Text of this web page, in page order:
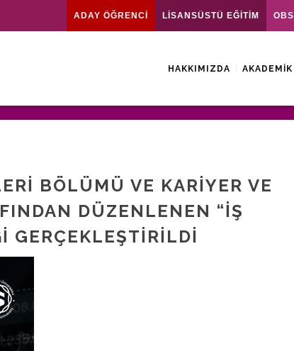
ADAY ÖĞRENCİ LİSANSÜSTÜ EĞİTİM OBS
HAKKIMIZDA AKADEMIK
BÖLÜMÜ VE KARIYER VE
DÜZENLENEN “İŞ
GERÇEKLEŞTIRILDI